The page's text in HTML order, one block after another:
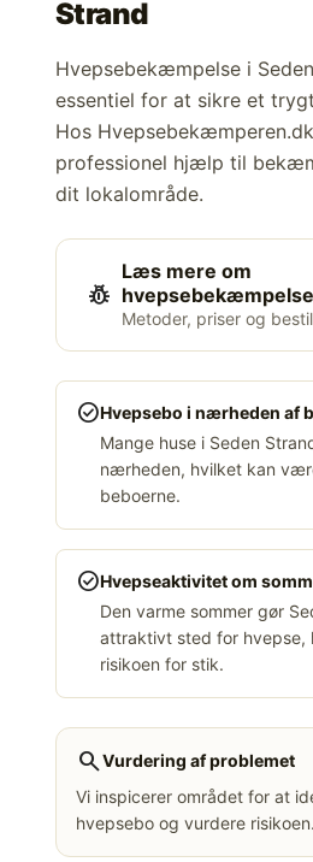
Strand
Hvepsebekæmpelse i
essentiel for at sikre et
Hos
professionel hjælp til
dit lokalområde.
pest_control
Læs mere om
hvepsebekæmpelse
Metoder, priser og
check_circleHvepsebo i nærheden af
Mange huse i Seden
nærheden, hvilket kan
beboerne.
check_circleHvepseaktivitet om
Den varme sommer gør
attraktivt sted for hvepse,
risikoen for stik.
searchVurdering af problemet
Vi inspicerer området for at
hvepsebo og vurdere risikoen.